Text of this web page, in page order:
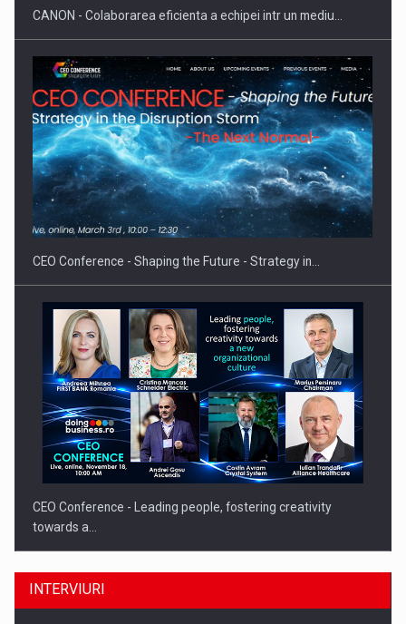
Proteinmaxxing and the Future of Protein Demand
CANON - Colaborarea eficienta a echipei intr un mediu…
CEO Conference - Shaping the Future - Strategy in…
CEO Conference - Leading people, fostering creativity
towards a…
INTERVIURI